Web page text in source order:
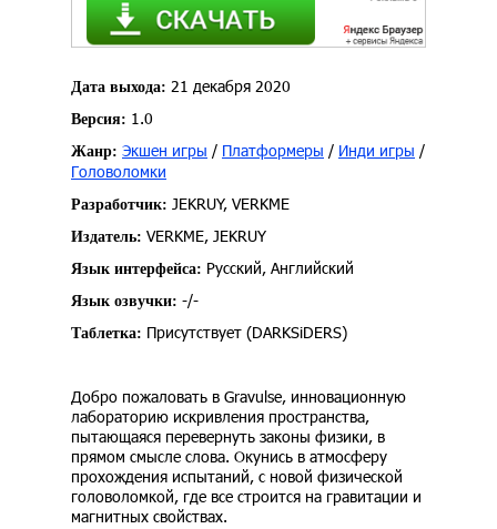
Дата выхода: 21 декабря 2020
Версия: 1.0
Жанр: Экшен игры / Платформеры / Инди игры /
Головоломки
Разработчик: JEKRUY, VERKME
Издатель: VERKME, JEKRUY
Язык интерфейса: Русский, Английский
Язык озвучки: -/-
Таблетка: Присутствует (DARKSiDERS)
Добро пожаловать в Gravulse, инновационную
лабораторию искривления пространства,
пытающаяся перевернуть законы физики, в
прямом смысле слова. Окунись в атмосферу
прохождения испытаний, с новой физической
головоломкой, где все строится на гравитации и
магнитных свойствах.